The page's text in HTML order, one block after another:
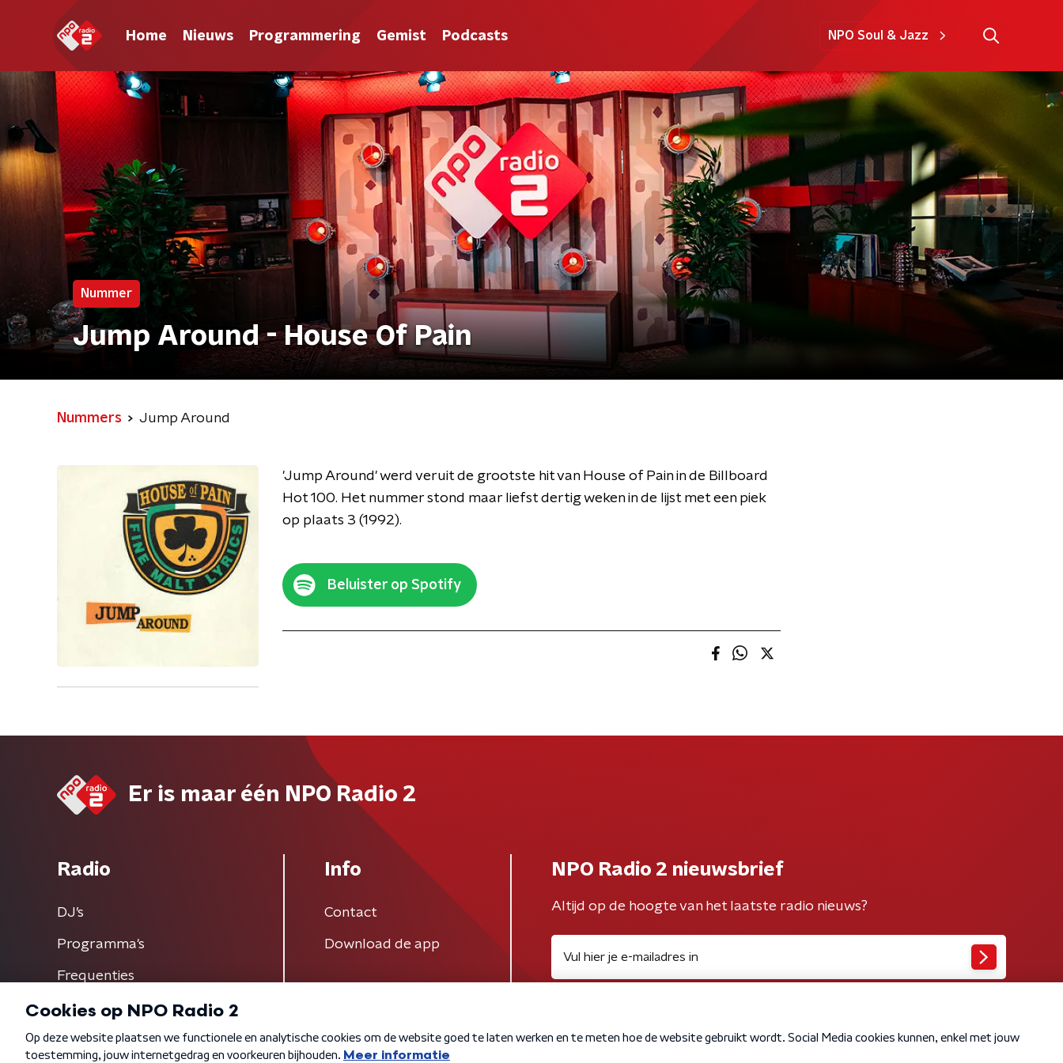
Home Nieuws Programmering Gemist Podcasts NPO Soul & Jazz
Nummer
Jump Around - House Of Pain
Nummers Jump Around
'Jump Around' werd veruit de grootste hit van House of Pain in de Billboard
Hot 100. Het nummer stond maar liefst dertig weken in de lijst met een piek
op plaats 3 (1992).
Beluister op Spotify
Er is maar één NPO Radio 2
Radio
DJ’s
Programma's
Frequenties
Info
Contact
Download de app
NPO Radio 2 nieuwsbrief
Altijd op de hoogte van het laatste radio nieuws?